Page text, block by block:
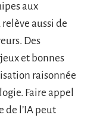
aux
aussi de
Des
et bonnes
raisonnée
Faire appel
de l’IA peut